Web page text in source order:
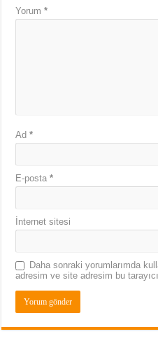
Yorum*
Ad*
E-posta*
İnternet sitesi
Daha sonraki yorumlarımda
adresim ve site adresim bu